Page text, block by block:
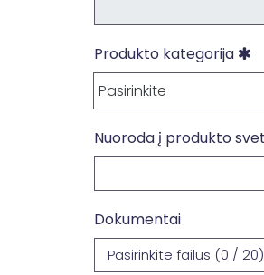
Produkto kategorija
Nuoroda į produkto
DokumentaiPaieška
Pasirinkite failus (0 / 20)